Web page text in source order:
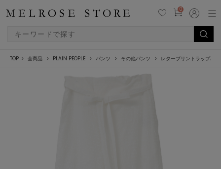
0
TOP 全商品 PLAIN PEOPLE パンツ その他パンツ レタープリントラップパン